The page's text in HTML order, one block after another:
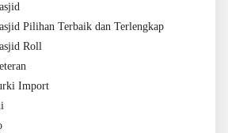
Pilihan Terbaik dan Terlengkap
Roll
Import